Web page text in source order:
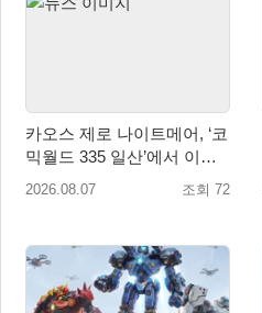
카오스 제로 나이트메어, ‘코
믹월드 335 일산’에서 이용
자 소통 예고
2026.08.07 조회 72